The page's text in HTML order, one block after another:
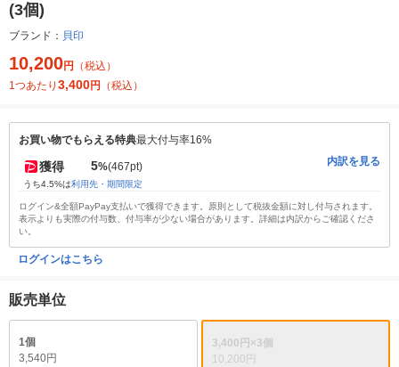
(3個)
ブランド： 貝印
10,200円
（税込）
1つあたり 3,400円 （税込）
お買い物でもらえる特典最大付与率16%
獲得 5%(467pt)
うち4.5%は利用先・期間限定
内訳を見る
ログイン&全額PayPay支払いで獲得できます。原則として税抜金額に対し付与されます。
表示よりも実際の付与数、付与率が少ない場合があります。詳細は内訳からご確認くださ
い。
ログインはこちら
販売単位
1個
3,540円
3,400円×3個
10,200円